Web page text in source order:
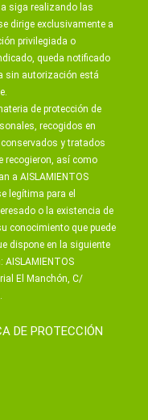
siga realizando las
dirige exclusivamente a
privilegiada o
queda notificado
sin autorización está
de protección de
recogidos en
y tratados
recogieron, así como
a AISLAMIENTOS
legítima para el
o la existencia de
conocimiento que puede
dispone en la siguiente
El Manchón, C/
DE PROTECCIÓN